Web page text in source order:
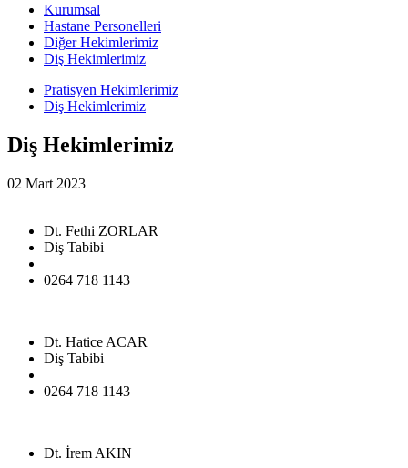
Kurumsal
Hastane Personelleri
Diğer Hekimlerimiz
Diş Hekimlerimiz
Pratisyen Hekimlerimiz
Diş Hekimlerimiz
Diş Hekimlerimiz
02 Mart 2023
Dt. Fethi ZORLAR
Diş Tabibi
0264 718 1143
Dt. Hatice ACAR
Diş Tabibi
0264 718 1143
Dt. İrem AKIN